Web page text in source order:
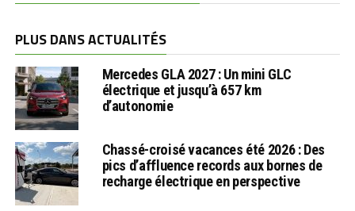
PLUS DANS ACTUALITÉS
Mercedes GLA 2027 : Un mini GLC
électrique et jusqu’à 657 km
d’autonomie
Chassé-croisé vacances été 2026 : Des
pics d’affluence records aux bornes de
recharge électrique en perspective